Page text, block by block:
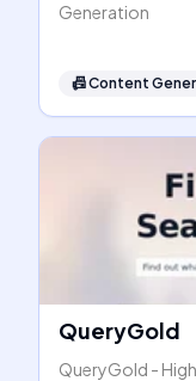
Generation
📠Content
QueryGold
QueryGold -